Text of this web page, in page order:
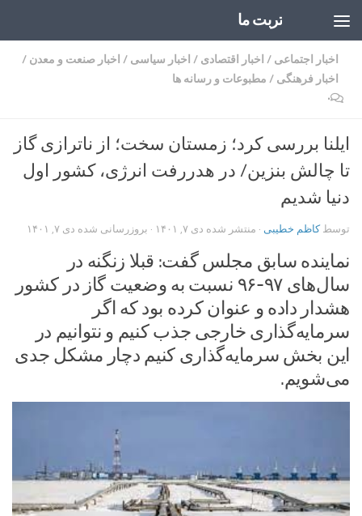
تربت ما
اخبار اجتماعی / اخبار اقتصادی / اخبار سیاسی / اخبار صنعت و معدن /
اخبار فرهنگی / مطبوعات و رسانه ها
۰
ایلنا بررسی کرد؛ زمستان سخت؛ از ناترازی گاز
تا چالش بنزین/ در هدررفت انرژی، کشور اول
دنیا شدیم
توسطکاظم خطیبی · منتشر شده دی ۷, ۱۴۰۱ · بروزرسانی شده دی ۷, ۱۴۰۱
نماینده سابق مجلس گفت: قبلا زنگنه در
سال‌های ۹۷-۹۶ نسبت به وضعیت گاز در کشور
هشدار داده و عنوان کرده بود که اگر
سرمایه‌گذاری خارجی جذب کنیم و نتوانیم در
این بخش سرمایه‌گذاری کنیم دچار مشکل جدی
می‌شویم.